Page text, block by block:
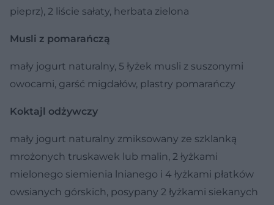
pieprz), 2 liście sałaty, herbata zielona
Musli z pomarańczą
mały jogurt naturalny, 5 łyżek musli z suszonymi
owocami, garść migdałów, plastry pomarańczy
Koktajl odżywczy
mały jogurt naturalny zmiksowany ze szklanką
mrożonych truskawek lub malin, 2 łyżkami
mielonego siemienia lnianego i 4 łyżkami płatków
owsianych górskich, posypany 2 łyżkami siekanych